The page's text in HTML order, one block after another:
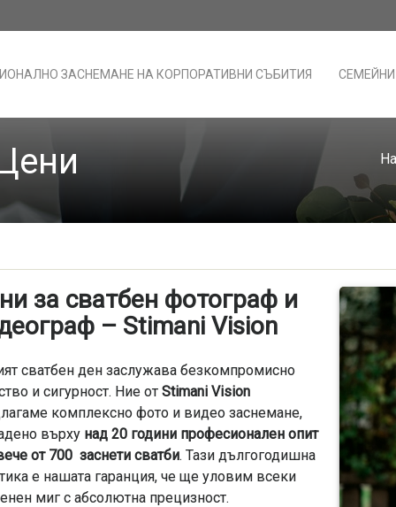
ЗАСНЕМАНЕ НА КОРПОРАТИВНИ СЪБИТИЯ СЕМЕЙНИ
за сватбен фотограф и
– Stimani Vision
сватбен ден заслужава безкомпромисно
и сигурност. Ние от Stimani Vision
комплексно фото и видео заснемане,
върху над 20 години професионален опит
от 700 заснети сватби. Тази дългогодишна
е нашата гаранция, че ще уловим всеки
миг с абсолютна прецизност.